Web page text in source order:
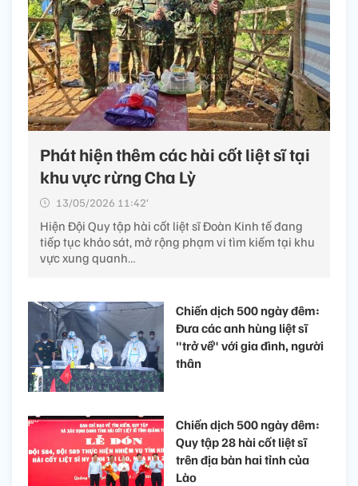
Phát hiện thêm các hài cốt liệt sĩ tại
khu vực rừng Cha Lỳ
13/05/2026 11:42’
Hiện Đội Quy tập hài cốt liệt sĩ Đoàn Kinh tế đang
tiếp tục khảo sát, mở rộng phạm vi tìm kiếm tại khu
vực xung quanh…
Chiến dịch 500 ngày đêm:
Đưa các anh hùng liệt sĩ
"trở về" với gia đình, người
thân
Chiến dịch 500 ngày đêm:
Quy tập 28 hài cốt liệt sĩ
trên địa bàn hai tỉnh của
Lào